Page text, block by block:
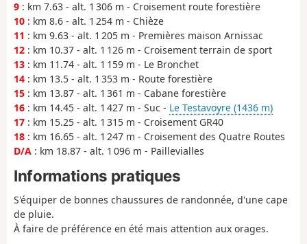
9 : km 7.63 - alt. 1 306 m - Croisement route forestière
10 : km 8.6 - alt. 1 254 m - Chièze
11 : km 9.63 - alt. 1 205 m - Premières maison Arnissac
12 : km 10.37 - alt. 1 126 m - Croisement terrain de sport
13 : km 11.74 - alt. 1 159 m - Le Bronchet
14 : km 13.5 - alt. 1 353 m - Route forestière
15 : km 13.87 - alt. 1 361 m - Cabane forestière
16 : km 14.45 - alt. 1 427 m - Suc - Le Testavoyre (1436 m)
17 : km 15.25 - alt. 1 315 m - Croisement GR40
18 : km 16.65 - alt. 1 247 m - Croisement des Quatre Routes
D/A : km 18.87 - alt. 1 096 m - Paillevialles
Informations pratiques
S'équiper de bonnes chaussures de randonnée, d'une cape
de pluie.
À faire de préférence en été mais attention aux orages.